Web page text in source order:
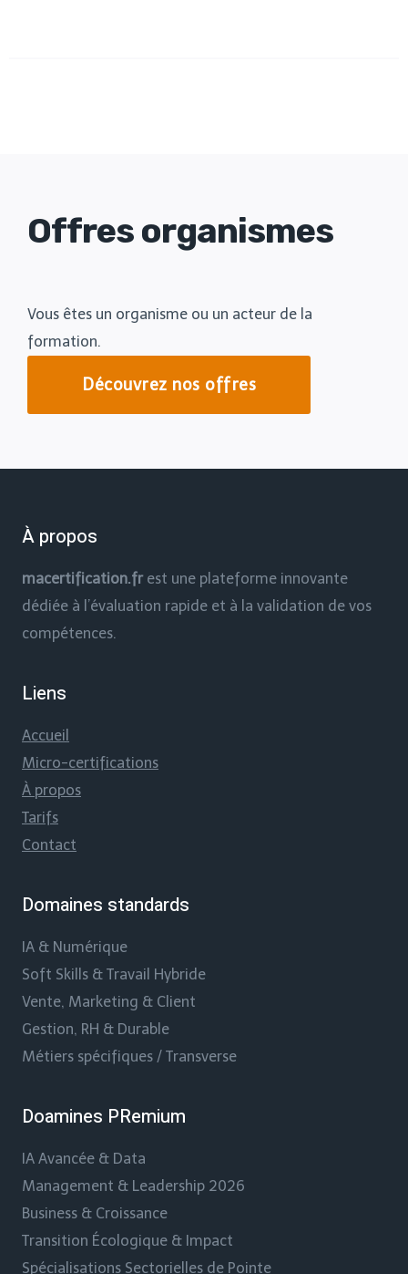
Offres organismes
Vous êtes un organisme ou un acteur de la
formation.
Découvrez nos offres
À propos
macertification.frest une plateforme innovante
dédiée à l’évaluation rapide et à la validation de vos
compétences.
Liens
Accueil
Micro-certifications
À propos
Tarifs
Contact
Domaines standards
IA & Numérique
Soft Skills & Travail Hybride
Vente, Marketing & Client
Gestion, RH & Durable
Métiers spécifiques / Transverse
Doamines PRemium
IA Avancée & Data
Management & Leadership 2026
Business & Croissance
Transition Écologique & Impact
Spécialisations Sectorielles de Pointe